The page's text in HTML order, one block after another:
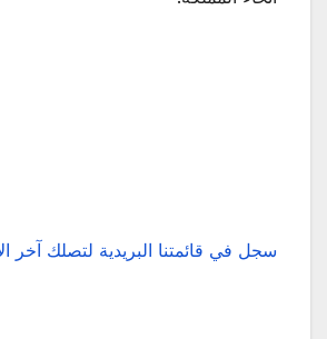
سجل في قائمتنا البريدية لتصلك آخر